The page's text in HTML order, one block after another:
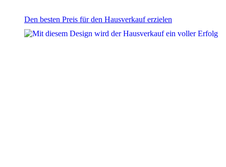
Den besten Preis für den Hausverkauf erzielen